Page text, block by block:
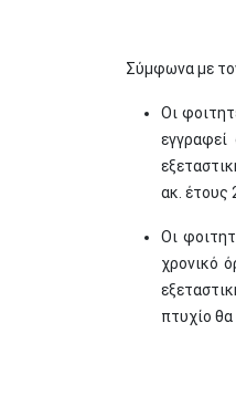
Σύμφωνα με
Οι
ακ. έτους
Οι
χρονικό
πτυχίο θα